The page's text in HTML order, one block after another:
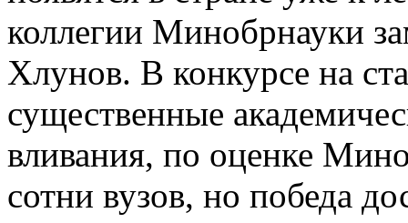
коллегии Минобрнауки
Хлунов. В конкурсе на
существенные
вливания, по оценке
сотни вузов, но победа